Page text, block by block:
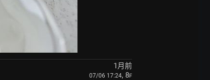
1月前
07/06 17:24, 8F